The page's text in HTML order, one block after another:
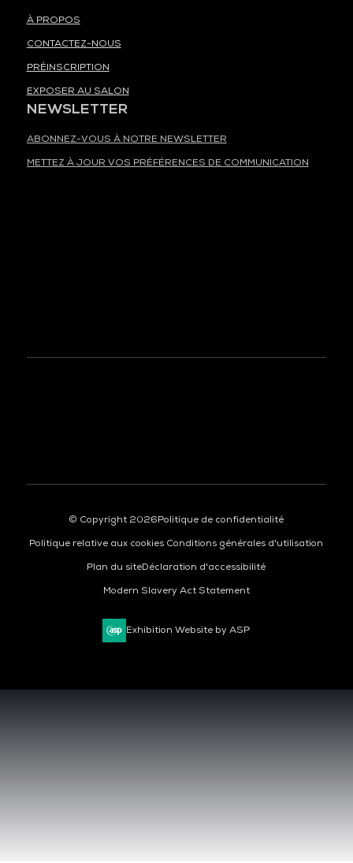
À PROPOS
CONTACTEZ-NOUS
PRÉINSCRIPTION
EXPOSER AU SALON
NEWSLETTER
ABONNEZ-VOUS À NOTRE NEWSLETTER
METTEZ À JOUR VOS PRÉFÉRENCES DE COMMUNICATION
© Copyright 2026Politique de confidentialité
Politique relative aux cookies Conditions générales d'utilisation
Plan du siteDéclaration d'accessibilité
Modern Slavery Act Statement
Exhibition Website by ASP